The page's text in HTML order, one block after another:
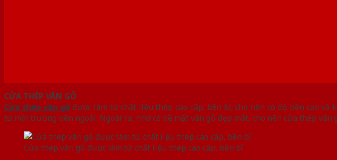
CỬA THÉP VÂN GỖ
Cửa thép vân gỗđược làm từ chất liệu thép cao cấp, bền bỉ, cho nên có độ bền cao
từ môi trường bên ngoài. Ngoài ra, nhờ có bề mặt vân gỗ đẹp mắt, cho nên cửa thép vân
Cửa thép vân gỗ được làm từ chất liệu thép cao cấp, bền bỉ